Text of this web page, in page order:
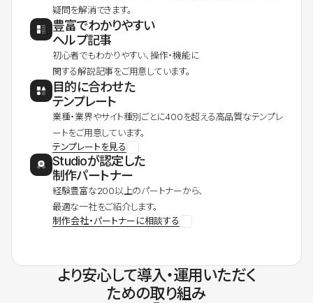
疑問を解消できます。
豊富でわかりやすい
ヘルプ記事
初心者でもわかりやすい、操作・機能に
関する解説記事をご用意しています。
目的に合わせた
テンプレート
業種・業界やサイト種別ごとに400を超える高品質なテンプレ
ートをご用意しています。
テンプレートを見る
Studioが認定した
制作パートナー
経験豊富な200以上のパートナーから、
最適な一社をご紹介します。
制作会社・パートナーに相談する
より安心して導入・運用いただく
ための取り組み